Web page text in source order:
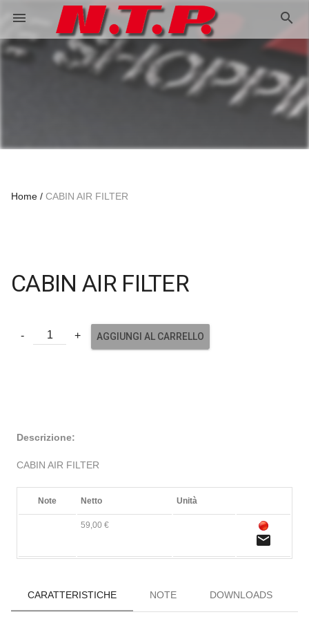
menu search
Home CABIN AIR FILTER
CABIN AIR FILTER
AGGIUNGI AL CARRELLO
Descrizione:
CABIN AIR FILTER
Note Netto Unità
59,00 €
email
CARATTERISTICHE NOTE DOWNLOADS